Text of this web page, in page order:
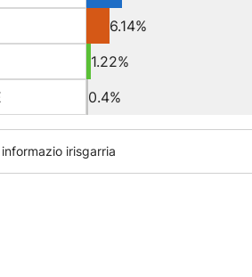
6.14%
1.22%
0.4%
irisgarria